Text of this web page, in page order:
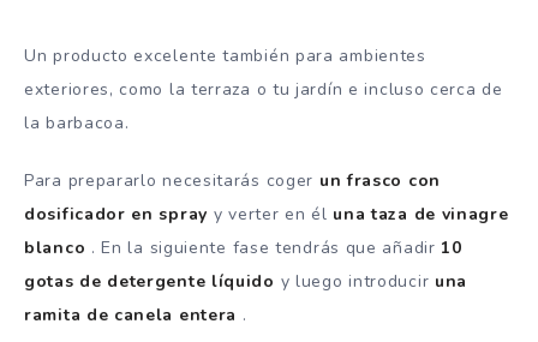
Un producto excelente también para ambientes
exteriores, como la terraza o tu jardín e incluso cerca de
la barbacoa.
Para prepararlo necesitarás coger un frasco con
dosificador en spray y verter en él una taza de vinagre
blanco . En la siguiente fase tendrás que añadir 10
gotas de detergente líquido y luego introducir una
ramita de canela entera .